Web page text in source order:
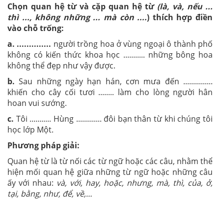
Chọn quan hệ từ và cặp quan hệ từ (là, và, nếu ...
thì ..., không những ... mà còn ....) thích hợp điền
vào chỗ trống:
a. .............. người trồng hoa ở vùng ngoại ô thành phố
không có kiến thức khoa học ........... những bông hoa
không thể đẹp như vậy được.
b.Sau những ngày hạn hán, cơn mưa đến ...............
khiến cho cây cối tươi ........ làm cho lòng người hân
hoan vui sướng.
c. Tôi ........... Hùng ............. đôi bạn thân từ khi chúng tôi
học lớp Một.
Phương pháp giải:
Quan hệ từ là từ nối các từ ngữ hoặc các câu, nhằm thể
hiện mối quan hệ giữa những từ ngữ hoặc những câu
ấy với nhau: và, với, hay, hoặc, nhưng, mà, thì, của, ở,
tại, bằng, như, để, về,…